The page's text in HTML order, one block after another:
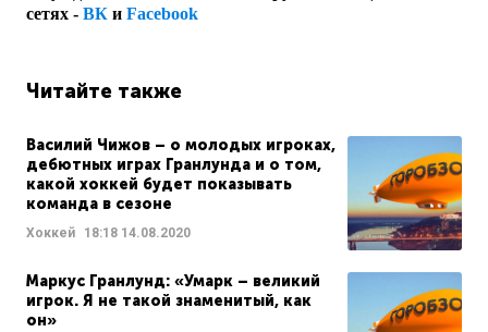
сетях - ВК и Facebook
Читайте также
Василий Чижов – о молодых игроках,
дебютных играх Гранлунда и о том,
какой хоккей будет показывать
команда в сезоне
Хоккей 18:18 14.08.2020
Маркус Гранлунд: «Умарк – великий
игрок. Я не такой знаменитый, как
он»